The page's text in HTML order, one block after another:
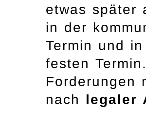
etwas später
in der
Termin und
festen
Forderungen
nach legaler